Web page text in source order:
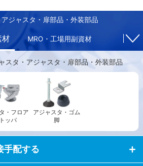
ジャスタ・扉部品・外装部品
材 MRO・工場用副資材
スタ・アジャスタ・扉部品・外装部品
・フロア
ッパ
アジャスタ・ゴム
脚
手配する